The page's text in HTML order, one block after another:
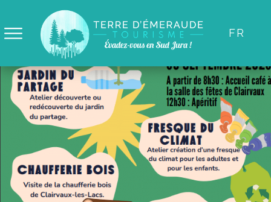
FR
Panneau de gestion des cookies